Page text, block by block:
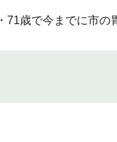
71歳で今までに市の